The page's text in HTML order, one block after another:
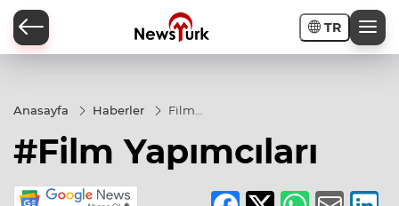
TR
Anasayfa Haberler
Film
#Film Yapımcıları